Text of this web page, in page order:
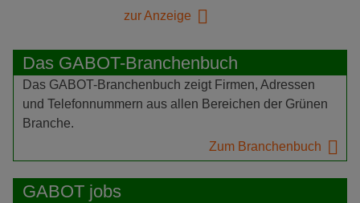
zur Anzeige
Das GABOT-Branchenbuch
Das GABOT-Branchenbuch zeigt Firmen, Adressen
und Telefonnummern aus allen Bereichen der Grünen
Branche.
Zum Branchenbuch
GABOT jobs